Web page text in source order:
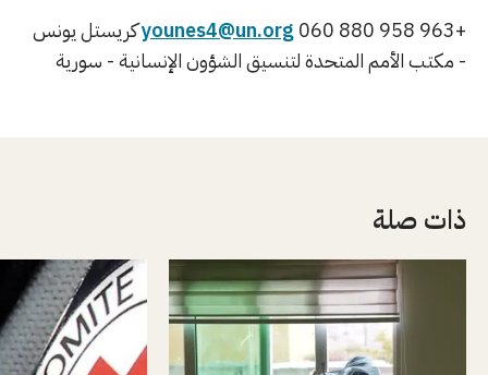
+963 958 880 060
younes4@un.orgكريستل يونس
- مكتبالأمم المتحدة لتنسيق الشؤون الإنسانية - سورية
ذات صلة